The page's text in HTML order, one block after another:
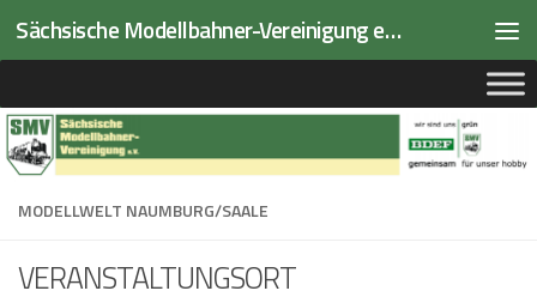
Zum Inhalt springen Sächsische Modellbahner-Vereinigung e.V.
MODELLWELT NAUMBURG/SAALE
VERANSTALTUNGSORT